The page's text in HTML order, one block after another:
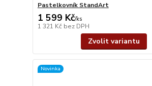
Pastelkovník StandArt
1 599 Kč/ks
1 321 Kč bez DPH
Zvolit variantu
Novinka